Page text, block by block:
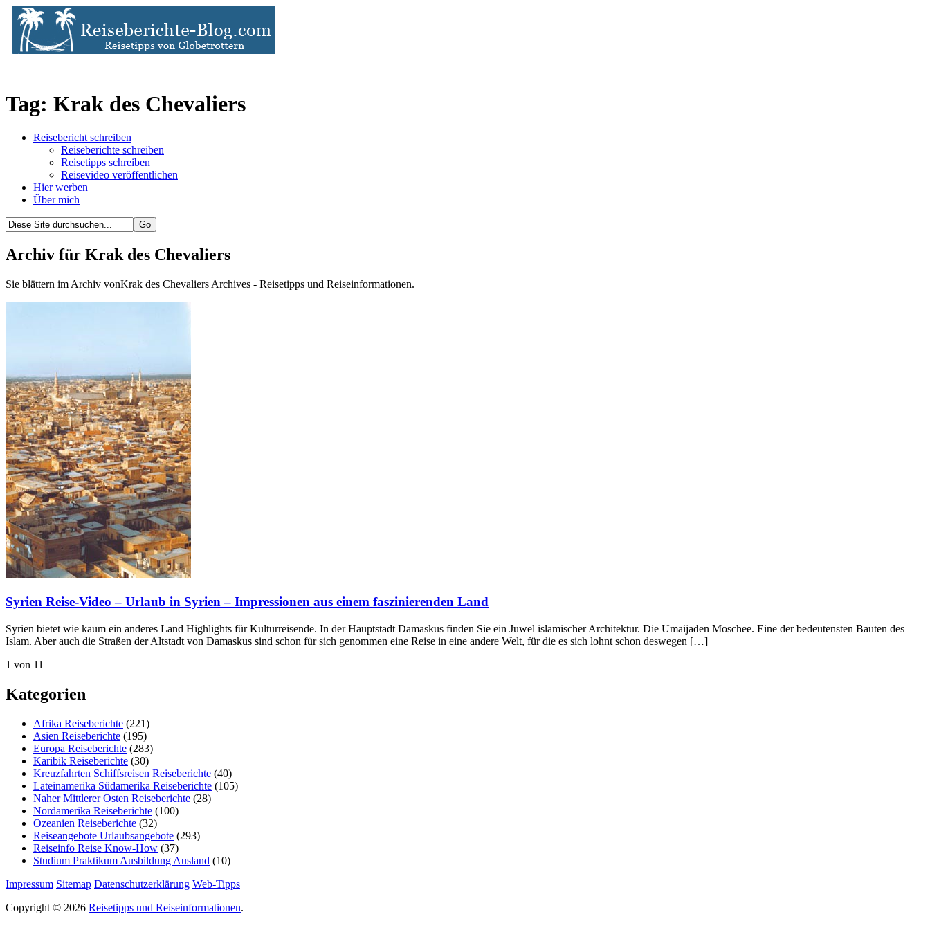
Tag: Krak des Chevaliers
Reisebericht schreiben
Reiseberichte schreiben
Reisetipps schreiben
Reisevideo veröffentlichen
Hier werben
Über mich
Archiv für Krak des Chevaliers
Sie blättern im Archiv vonKrak des Chevaliers Archives - Reisetipps und Reiseinformationen.
Syrien Reise-Video – Urlaub in Syrien – Impressionen aus einem faszinierenden Land
Syrien bietet wie kaum ein anderes Land Highlights für Kulturreisende. In der Hauptstadt Damaskus finden Sie ein Juwel islamischer Architektur. Die Umaijaden Moschee. Eine der bedeutensten Bauten des
Islam. Aber auch die Straßen der Altstadt von Damaskus sind schon für sich genommen eine Reise in eine andere Welt, für die es sich lohnt schon deswegen […]
1 von 11
Kategorien
Afrika Reiseberichte (221)
Asien Reiseberichte (195)
Europa Reiseberichte (283)
Karibik Reiseberichte (30)
Kreuzfahrten Schiffsreisen Reiseberichte (40)
Lateinamerika Südamerika Reiseberichte (105)
Naher Mittlerer Osten Reiseberichte (28)
Nordamerika Reiseberichte (100)
Ozeanien Reiseberichte (32)
Reiseangebote Urlaubsangebote (293)
Reiseinfo Reise Know-How (37)
Studium Praktikum Ausbildung Ausland (10)
Impressum Sitemap Datenschutzerklärung Web-Tipps
Copyright © 2026 Reisetipps und Reiseinformationen.